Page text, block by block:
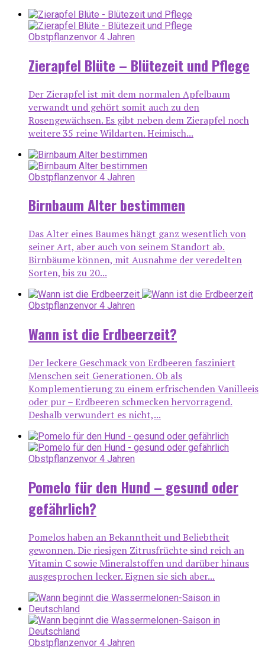
Obstpflanzenvor 4 Jahren
Zierapfel Blüte – Blütezeit und Pflege
Der Zierapfel ist mit dem normalen Apfelbaum
verwandt und gehört somit auch zu den
Rosengewächsen. Es gibt neben dem Zierapfel noch
weitere 35 reine Wildarten. Heimisch...
Obstpflanzenvor 4 Jahren
Birnbaum Alter bestimmen
Das Alter eines Baumes hängt ganz wesentlich von
seiner Art, aber auch von seinem Standort ab.
Birnbäume können, mit Ausnahme der veredelten
Sorten, bis zu 20...
Obstpflanzenvor 4 Jahren
Wann ist die Erdbeerzeit?
Der leckere Geschmack von Erdbeeren fasziniert
Menschen seit Generationen. Ob als
Komplementierung zu einem erfrischenden Vanilleeis
oder pur – Erdbeeren schmecken hervorragend.
Deshalb verwundert es nicht,...
Obstpflanzenvor 4 Jahren
Pomelo für den Hund – gesund oder
gefährlich?
Pomelos haben an Bekanntheit und Beliebtheit
gewonnen. Die riesigen Zitrusfrüchte sind reich an
Vitamin C sowie Mineralstoffen und darüber hinaus
ausgesprochen lecker. Eignen sie sich aber...
Obstpflanzenvor 4 Jahren